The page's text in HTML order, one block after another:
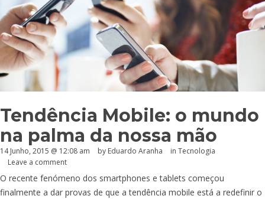
Tendência Mobile: o mundo
na palma da nossa mão
14 Junho, 2015 @ 12:08 am by Eduardo Aranha in Tecnologia
Leave a comment
O recente fenómeno dos smartphones e tablets começou
finalmente a dar provas de que a tendência mobile está a redefinir o